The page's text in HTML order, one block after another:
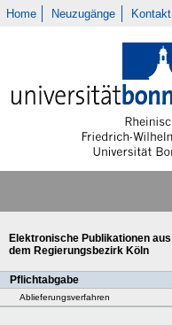
Home Neuzugänge Kontakt
Elektronische Publikationen aus
dem Regierungsbezirk Köln
Pflichtabgabe
Ablieferungsverfahren